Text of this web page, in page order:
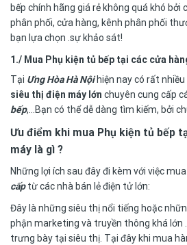
bếp chính hãng giá rẻ không quá khó bởi
phân phối, cửa hàng, kênh phân phối
bạn lựa chọn .sự khảo sát!
1./ Mua Phụ kiện tủ bếp tại các cửa
Tại Ưng Hòa Hà Nộihiện nay có rất
siêu thị điện máy lớn chuyên cung cấp
bếp,…Bạn có thể dễ dàng tìm kiếm, bởi
Ưu điểm khi mua Phụ kiện tủ bếp
máy là gì ?
Những lợi ích sau đây đi kèm với việc mua
cấptừ các nhà bán lẻ điện tử lớn:
Đây là những siêu thị nổi tiếng hoặc
phận marketing và truyền thông khá lớn
trưng bày tại siêu thị. Tại đây khi mua